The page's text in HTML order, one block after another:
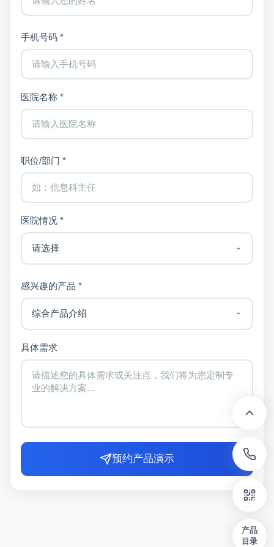
手机号码 *
医院名称 *
职位/部门 *
医院情况 *
感兴趣的产品 *
具体需求
预约产品演示
产品
目录